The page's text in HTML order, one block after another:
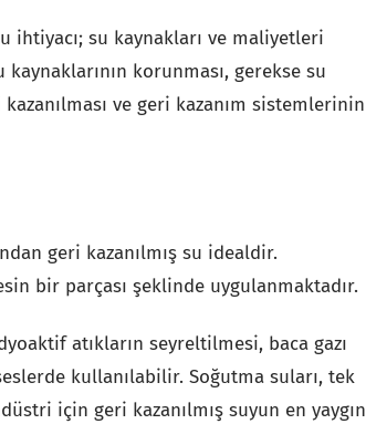
ihtiyacı; su kaynakları ve maliyetleri
korunması, gerekse su
ve geri kazanım sistemlerinin
geri kazanılmış su idealdir.
bir parçası şeklinde uygulanmaktadır.
atıkların seyreltilmesi, baca gazı
kullanılabilir. Soğutma suları, tek
için geri kazanılmış suyun en yaygın